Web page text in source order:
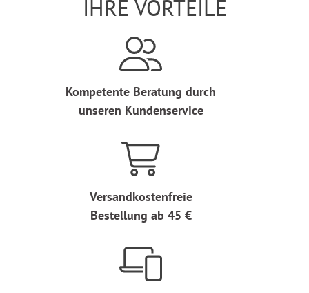
IHRE VORTEILE
Kompetente Beratung durch
unseren Kundenservice
Versandkostenfreie
Bestellung ab 45 €